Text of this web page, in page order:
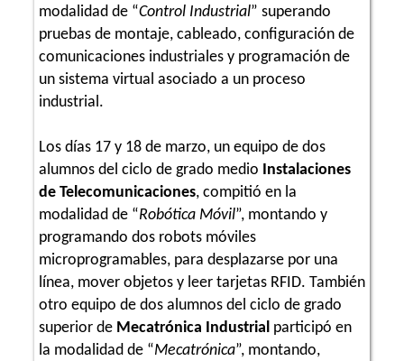
modalidad de “Control Industrial” superando
pruebas de montaje, cableado, configuración de
comunicaciones industriales y programación de
un sistema virtual asociado a un proceso
industrial.
Los días 17 y 18 de marzo, un equipo de dos
alumnos del ciclo de grado medio Instalaciones
de Telecomunicaciones, compitió en la
modalidad de “Robótica Móvil”, montando y
programando dos robots móviles
microprogramables, para desplazarse por una
línea, mover objetos y leer tarjetas RFID. También
otro equipo de dos alumnos del ciclo de grado
superior de Mecatrónica Industrial participó en
la modalidad de “Mecatrónica”, montando,